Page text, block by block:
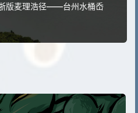
浙版麦理浩径——台州水桶岙